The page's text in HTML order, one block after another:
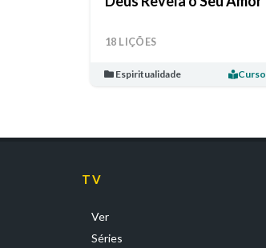
18 LIÇÕES
Espiritualidade Curso
TV
Ver
Séries